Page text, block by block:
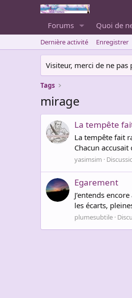
Forums Quoi de
Dernière activité Enregistrer
Visiteur, merci de ne
Tags
mirage
La tempête
La tempête fait
Chacun
yasimsim
Egarement
J’entends
les écarts,
plumesubtile